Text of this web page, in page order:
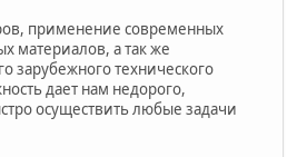
применение современных
материалов, а так же
зарубежного технического
дает нам недорого,
осуществить любые задачи